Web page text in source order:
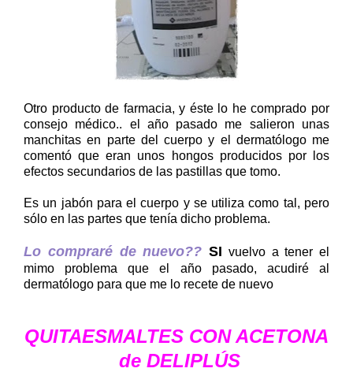
Otro producto de farmacia, y éste lo he comprado por
consejo médico.. el año pasado me salieron unas
manchitas en parte del cuerpo y el dermatólogo me
comentó que eran unos hongos producidos por los
efectos secundarios de las pastillas que tomo.
Es un jabón para el cuerpo y se utiliza como tal, pero
sólo en las partes que tenía dicho problema.
Lo compraré de nuevo?? SI vuelvo a tener el
mimo problema que el año pasado, acudiré al
dermatólogo para que me lo recete de nuevo
QUITAESMALTES CON ACETONA
de DELIPLÚS